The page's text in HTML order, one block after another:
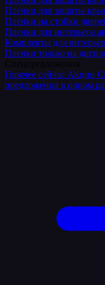
Плёнки для защиты
Плёнки на стойки
Пленки для интерьера
Комплекты для
Пленки только на
Горячее сейчас Акции
предложения в одном